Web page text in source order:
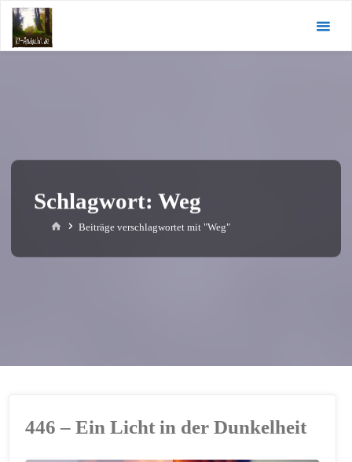
Zum
Inhalt
springen
Schlagwort:Weg
StartBeiträge verschlagwortet mit "Weg"
446 – Ein Licht in der Dunkelheit